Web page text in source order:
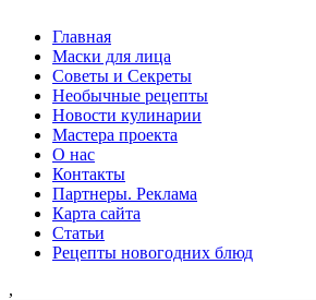
Главная
Маски для лица
Советы и Секреты
Необычные рецепты
Новости кулинарии
Мастера проекта
О нас
Контакты
Партнеры. Реклама
Карта сайта
Статьи
Рецепты новогодних блюд
,